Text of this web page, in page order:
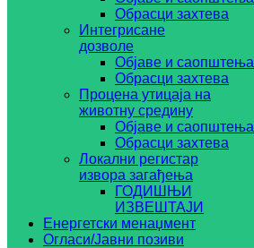
Обрасци захтева
Интегрисане
дозволе
Објаве и саопштења
Обрасци захтева
Процена утицаја на
животну средину
Објаве и саопштења
Обрасци захтева
Локални регистар
извора загађења
ГОДИШЊИ
ИЗВЕШТАЈИ
Енергетски менаџмент
Огласи/Јавни позиви